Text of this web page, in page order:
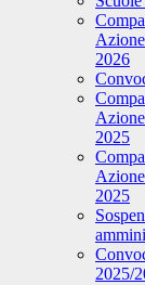
2026
2025
2025
2025/